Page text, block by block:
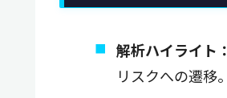
解析ハイライト：
リスクへの遷移。